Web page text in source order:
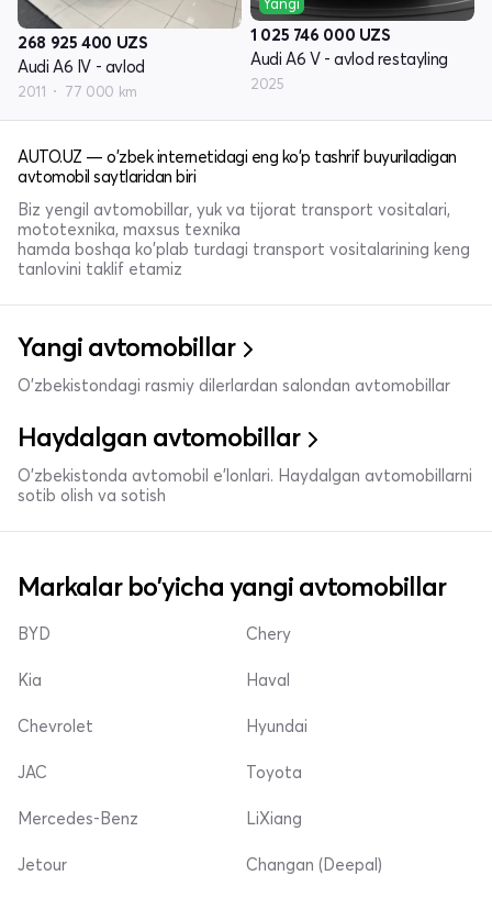
268 925 400 UZS
Audi A6 IV - avlod
2011 77 000 km
Yangi
1 025 746 000 UZS
Audi A6 V - avlod restayling
2025
AUTO.UZ — o'zbek internetidagi eng ko'p tashrif buyuriladigan
avtomobil saytlaridan biri
Biz yengil avtomobillar, yuk va tijorat transport vositalari,
mototexnika, maxsus texnika
hamda boshqa ko'plab turdagi transport vositalarining keng
tanlovini taklif etamiz
Yangi avtomobillar
O'zbekistondagi rasmiy dilerlardan salondan avtomobillar
Haydalgan avtomobillar
O'zbekistonda avtomobil e’lonlari. Haydalgan avtomobillarni
sotib olish va sotish
Markalar bo'yicha yangi avtomobillar
BYD
Kia
Chevrolet
Chery
Haval
Hyundai
JAC
Mercedes-Benz
Jetour
Toyota
LiXiang
Changan (Deepal)